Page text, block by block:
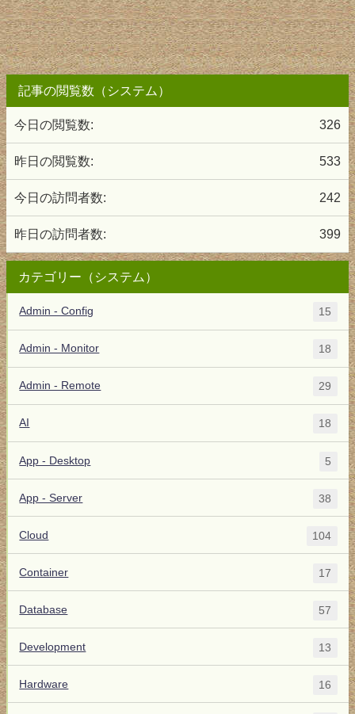
記事の閲覧数（システム）
326
今日の閲覧数:
533
昨日の閲覧数:
242
今日の訪問者数:
399
昨日の訪問者数:
カテゴリー（システム）
Admin - Config 15
Admin - Monitor 18
Admin - Remote 29
AI 18
App - Desktop 5
App - Server 38
Cloud 104
Container 17
Database 57
Development 13
Hardware 16